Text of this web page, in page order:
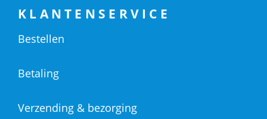
KLANTENSERVICE
Bestellen
Betaling
Verzending & bezorging